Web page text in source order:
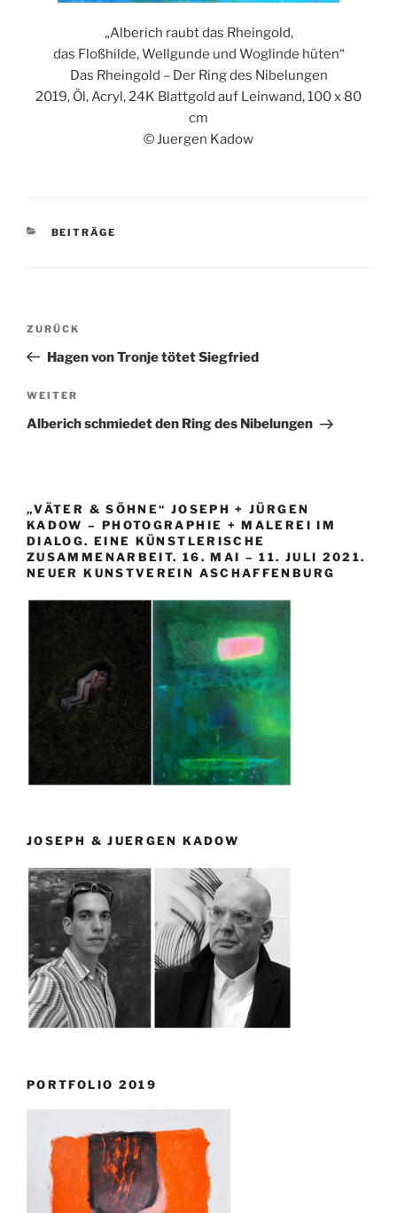
„Alberich raubt das Rheingold,
das Floßhilde, Wellgunde und Woglinde hüten“
Das Rheingold – Der Ring des Nibelungen
2019, Öl, Acryl, 24K Blattgold auf Leinwand, 100 x 80
cm
© Juergen Kadow
KATEGORIEN
BEITRÄGE
Beitragsnavigation
Vorheriger
Beitrag
ZURÜCK
Hagen von Tronje tötet Siegfried
Nächster
Beitrag
WEITER
Alberich schmiedet den Ring des Nibelungen
„VÄTER & SÖHNE“ JOSEPH + JÜRGEN
KADOW – PHOTOGRAPHIE + MALEREI IM
DIALOG. EINE KÜNSTLERISCHE
ZUSAMMENARBEIT. 16. MAI – 11. JULI 2021.
NEUER KUNSTVEREIN ASCHAFFENBURG
JOSEPH & JUERGEN KADOW
PORTFOLIO 2019